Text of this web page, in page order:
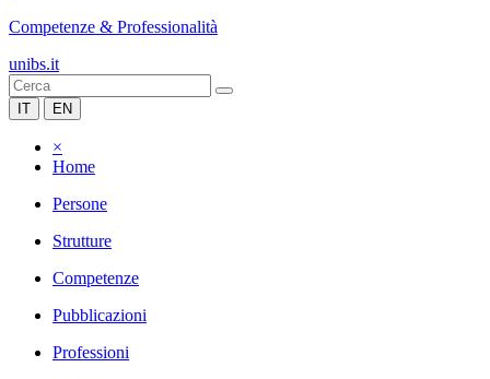
Competenze & Professionalità
unibs.it
IT EN
×
Home
Persone
Strutture
Competenze
Pubblicazioni
Professioni